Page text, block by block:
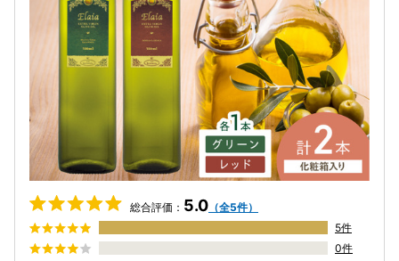
総合評価： 5.0 （全5件）
5件
0件